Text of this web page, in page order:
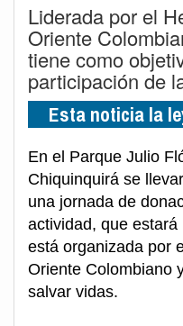
Liderada por el
Oriente
tiene como
participación de
Esta noticia la
En el Parque Julio
Chiquinquirá se
una jornada de
actividad, que
está organizada por
Oriente Colombiano
salvar vidas.